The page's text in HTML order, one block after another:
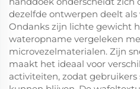
dezelfde ontwerpen deelt
Ondanks zijn lichte gewicht
wateropname vergeleken
microvezelmaterialen. Zijn
maakt het ideaal voor
activiteiten, zodat